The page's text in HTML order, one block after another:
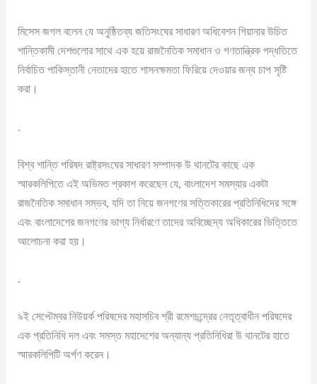
মিসেস জগল বলেন যে অনুষ্ঠিতব্য জতিসংঘের সাধারণ অধিবেশন গিয়ানার উচিত
শান্তিকামী দেশগুলোর সাথে এক হয়ে রাজনৈতিক সমাধান ও গণতান্ত্রিক পদ্ধতিতে
নির্বাচিত পাকিস্তানী নেতাদের হাতে শাসনক্ষমতা ফিরিয়ে দেওয়ার জন্য চাপ সৃষ্টি
করা।
.
বিশ্ব শান্তি পরিষদ রাষ্ট্রসংঘের সাধারণ সম্পাদক উ থানটের কাছে এক
স্মারকলিপিতে এই অভিমত প্রকাশ করেছেন যে, বাংলাদেশ সমস্যার একটা
রাজনৈতিক সমাধান সম্ভব, যদি তা নিয়ে জনগণের সত্তিকারের প্রতিনিধিদের সঙ্গে
এবং বাংলাদেশের জনগণের ভাগ্য নির্ধারণে তাদের অবিচ্ছেদ্য অধিকারের ভিত্তিতে
আলোচনা করা হয়।
.
৯ই সেপ্টেম্বর নিউয়র্ক পরিষদের মহাসচিব শ্রী রমেশচন্দ্রের নেতৃত্বাধীন পরিষদের
এক প্রতিনিধি দল এবং সমস্ত মহাদেশের অন্যান্য প্রতিনিধিরা উ থানটের হাতে
স্মারকলিপিটি অর্পণ করেন।